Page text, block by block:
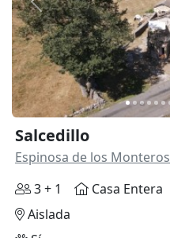
Anterior
Salcedillo
Espinosa de los Monteros
3 + 1
Casa Entera
Aislada